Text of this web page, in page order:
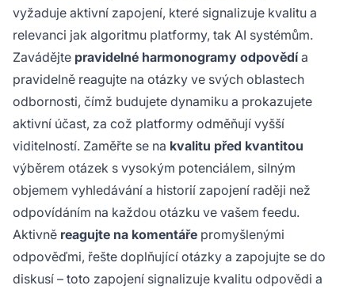
vyžaduje aktivní zapojení, které signalizuje kvalitu a
relevanci jak algoritmu platformy, tak AI systémům.
Zavádějte pravidelné harmonogramy odpovědía
pravidelně reagujte na otázky ve svých oblastech
odbornosti, čímž budujete dynamiku a prokazujete
aktivní účast, za což platformy odměňují vyšší
viditelností. Zaměřte se na kvalitu před kvantitou
výběrem otázek s vysokým potenciálem, silným
objemem vyhledávání a historií zapojení raději než
odpovídáním na každou otázku ve vašem feedu.
Aktivně reagujte na komentáře promyšlenými
odpověďmi, řešte doplňující otázky a zapojujte se do
diskusí – toto zapojení signalizuje kvalitu odpovědi a